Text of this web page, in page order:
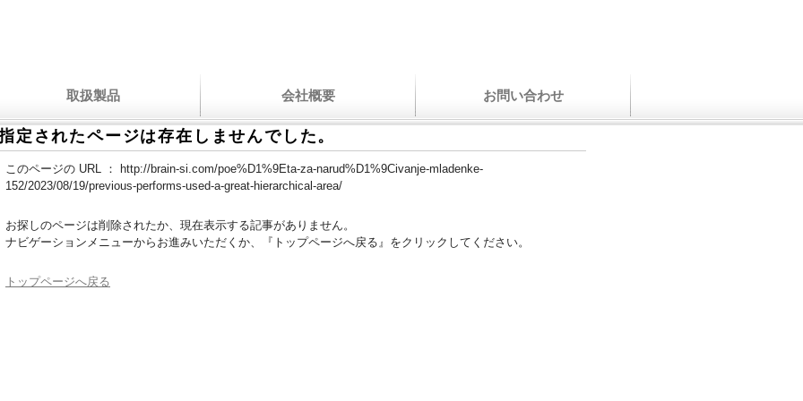
取扱製品 会社概要 お問い合わせ
定されたページは存在しませんでした。
このページの URL ：
http://brain-si.com/poe%D1%9Eta-za-narud%D1%9Civanje-mladenke-
152/2023/08/19/previous-performs-used-a-great-hierarchical-area/
お探しのページは削除されたか、現在表示する記事がありません。
ナビゲーションメニューからお進みいただくか、『トップページへ戻る』をクリックしてください。
トップページへ戻る